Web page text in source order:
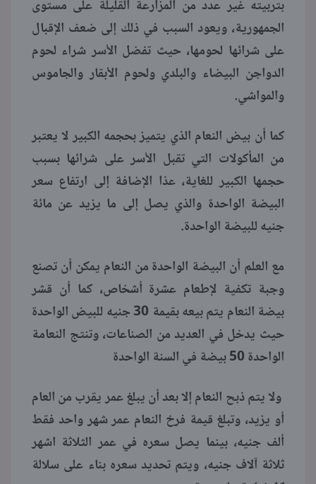
بتربيته غير عدد من المزارعة القليلة على مستوى
الجمهورية، ويعود السبب في ذلك إلى ضعف الإقبال
على شرائها لحومها، حيث تفضل الأسر شراء لحوم
الدواجن البيضاء والبلدي ولحوم الأبقار والجاموس
والمواشي.
كما أن بيض النعام الذي يتميز بحجمه الكبير لا يعتبر
من المأكولات التي تقبل الأسر على شرائها بسبب
حجمها الكبير للغاية، عذا الإضافة إلى ارتفاع سعر
البيضة الواحدة والذي يصل إلى ما يزيد عن مائة
جنيه للبيضة الواحدة.
مع العلم أن البيضة الواحدة من النعام يمكن أن تصنع
وجبة تكفية لإطعام عشرة أشخاص، كما أن قشر
بيضة النعام يتم بيعه بقيمة 30 جنيه للبيض الواحدة
حيث يدخل في العديد من الصناعات، وتنتج النعامة
الواحدة 50 بيضة في السنة الواحدة
ولا يتم ذبح النعام إلا بعد أن يبلغ عمر يقرب من العام
أو يزيد، وتبلغ قيمة فرخ النعام عمر شهر واحد فقط
ألف جنيه، بينما يصل سعره في عمر الثلاثة اشهر
ثلاثة آلاف جنيه، ويتم تحديد سعره بناء على سلالة